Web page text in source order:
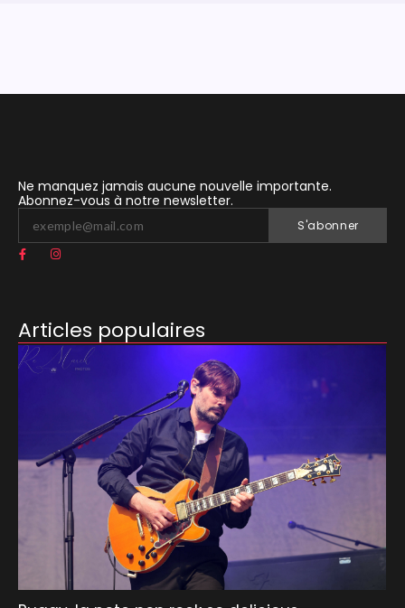
Ne manquez jamais aucune nouvelle importante.
Abonnez-vous à notre newsletter.
S'abonner
Articles populaires